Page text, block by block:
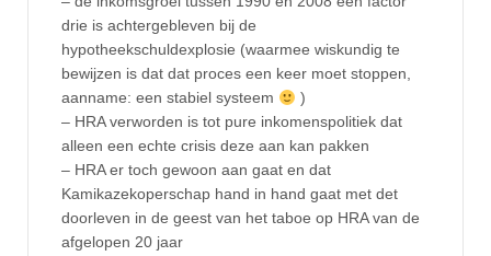
drie is achtergebleven bij de
hypotheekschuldexplosie (waarmee wiskundig te
bewijzen is dat dat proces een keer moet stoppen,
aanname: een stabiel systeem
)
– HRA verworden is tot pure inkomenspolitiek dat
alleen een echte crisis deze aan kan pakken
– HRA er toch gewoon aan gaat en dat
Kamikazekoperschap hand in hand gaat met det
doorleven in de geest van het taboe op HRA van de
afgelopen 20 jaar